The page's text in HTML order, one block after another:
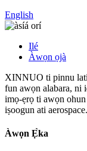
English
Ilé
Àwọn ọjà
XINNUO ti pinnu lati
fun awọn alabara, ni
imọ-ẹrọ ti awọn
iṣoogun ati aerospace.
Àwọn Ẹ̀ka